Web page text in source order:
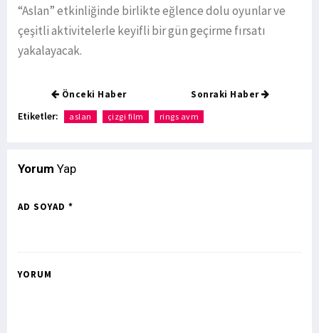
“Aslan” etkinliğinde birlikte eğlence dolu oyunlar ve
çeşitli aktivitelerle keyifli bir gün geçirme fırsatı
yakalayacak.
Önceki Haber Sonraki Haber
Etiketler: aslan çizgi film rings avm
Yorum Yap
AD SOYAD *
YORUM